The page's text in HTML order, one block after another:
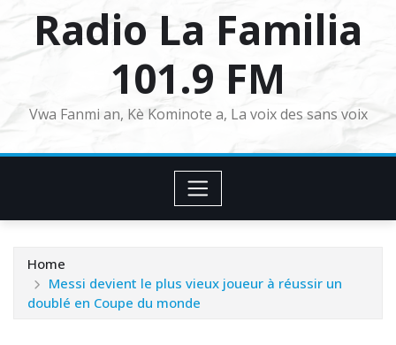
Radio La Familia
101.9 FM
Vwa Fanmi an, Kè Kominote a, La voix des sans voix
Home
Messi devient le plus vieux joueur à réussir un
doublé en Coupe du monde